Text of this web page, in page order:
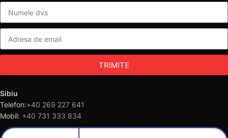
TRIMITE
Sibiu
Telefon:+40 269 227 641
Mobil: +40 731 333 834